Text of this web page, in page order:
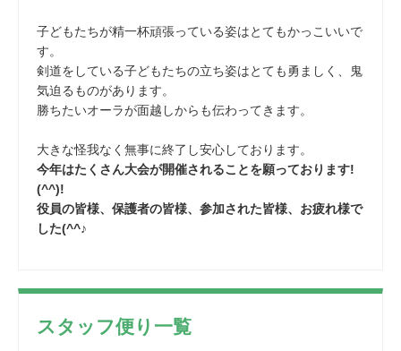
子どもたちが精一杯頑張っている姿はとてもかっこいいで
す。
剣道をしている子どもたちの立ち姿はとても勇ましく、鬼
気迫るものがあります。
勝ちたいオーラが面越しからも伝わってきます。
大きな怪我なく無事に終了し安心しております。
今年はたくさん大会が開催されることを願っております!
(^^)!
役員の皆様、保護者の皆様、参加された皆様、お疲れ様で
した(^^♪
スタッフ便り一覧